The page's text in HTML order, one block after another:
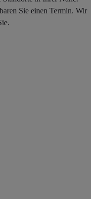
Sie einen Termin. Wir